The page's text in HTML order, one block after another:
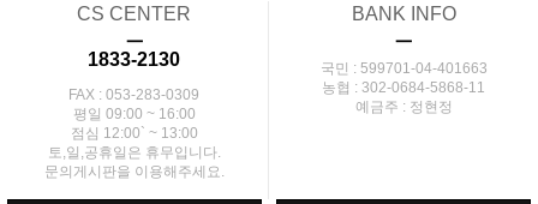
CS CENTER
ㅡ
1833-2130
FAX : 053-283-0309
평일 09:00 ~ 16:00
점심 12:00` ~ 13:00
토,일,공휴일은 휴무입니다.
문의게시판을 이용해주세요.
BANK INFO
ㅡ
국민 : 599701-04-401663
농협 : 302-0684-5868-11
예금주 : 정현정